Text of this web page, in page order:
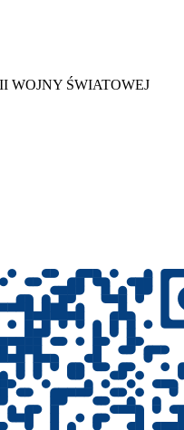
WOJNY ŚWIATOWEJ